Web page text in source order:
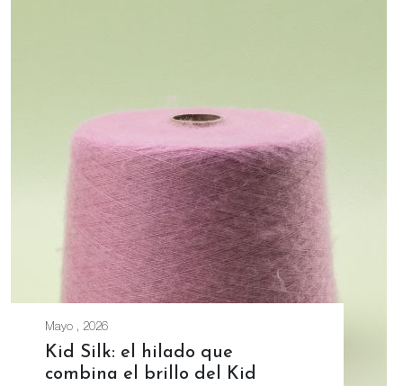
Mayo , 2026
Kid Silk: el hilado que
combina el brillo del Kid